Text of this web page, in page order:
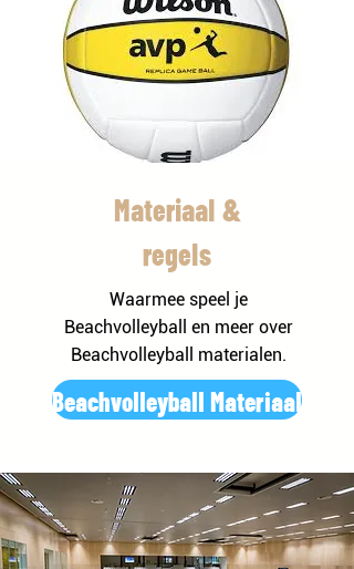
Materiaal &
regels
Waarmee speel je
Beachvolleyball en meer over
Beachvolleyball materialen.
Beachvolleyball Materiaal